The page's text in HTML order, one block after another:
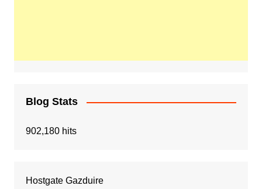
Blog Stats
902,180 hits
Hostgate Gazduire